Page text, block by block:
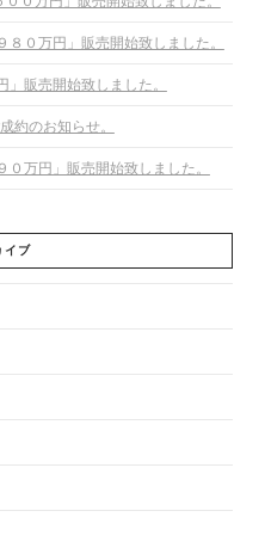
０万円」販売開始致しました。
販売開始致しました。
約のお知らせ。
万円」販売開始致しました。
イブ